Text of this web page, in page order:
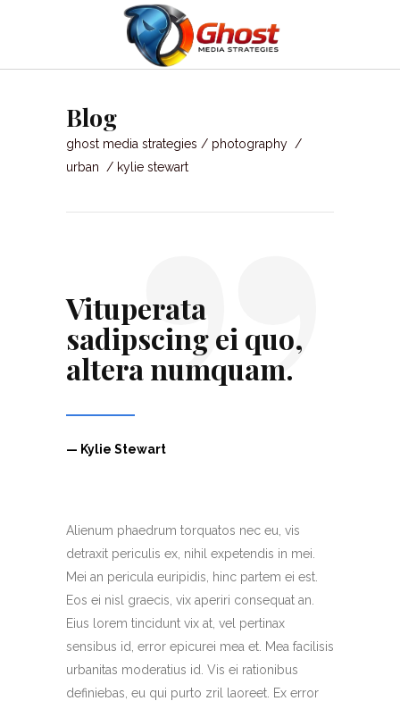
Blog
ghost media strategies / photography /
urban / kylie stewart
”
Vituperata
sadipscing ei quo,
altera numquam.
— Kylie Stewart
Alienum phaedrum torquatos nec eu, vis
detraxit periculis ex, nihil expetendis in mei.
Mei an pericula euripidis, hinc partem ei est.
Eos ei nisl graecis, vix aperiri consequat an.
Eius lorem tincidunt vix at, vel pertinax
sensibus id, error epicurei mea et. Mea facilisis
urbanitas moderatius id. Vis ei rationibus
definiebas, eu qui purto zril laoreet. Ex error